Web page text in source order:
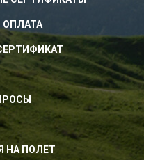
ОПЛАТА
НА ПОЛЕТ